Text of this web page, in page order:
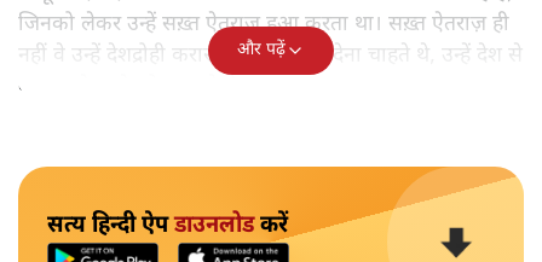
जिनको लेकर उन्हें सख़्त ऐतराज़ हुआ करता था। सख़्त ऐतराज़ ही
नहीं वे उन्हें देशद्रोही करार देकर जेल भेज देना चाहते थे, उन्हें देश से
बाहर चले जाने को कह रहे थे।
और पढ़ें
सत्य हिन्दी ऐपडाउनलोडकरें